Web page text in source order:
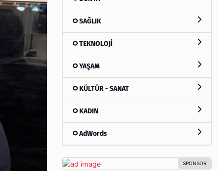
SAĞLIK
TEKNOLOJİ
YAŞAM
KÜLTÜR - SANAT
KADIN
AdWords